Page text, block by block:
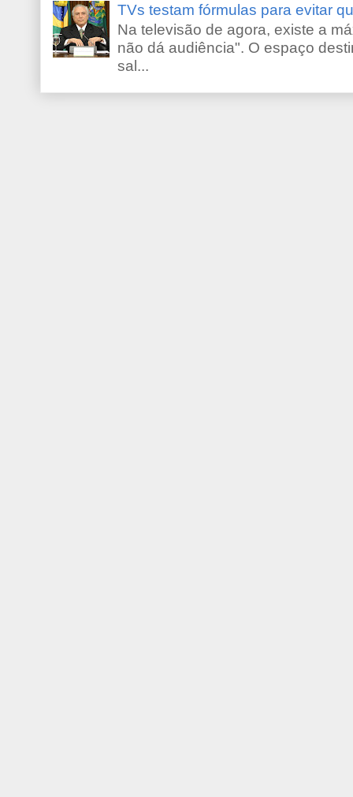
TVs testam fórmulas para evitar
Na televisão de agora, existe a
não dá audiência". O espaço
sal...